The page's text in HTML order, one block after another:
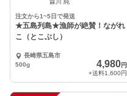
森川 純
注文から1~5日で発送
★五島列島★漁師が絶賛！ながれ
こ（とこぶし）
長崎県五島市
500g
4,980円
+送料1,600円